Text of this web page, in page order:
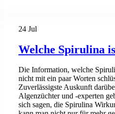
24 Jul
Welche Spirulina
Die Information, welche
nicht mit ein paar Worten
Zuverlässigste Auskunft
Algenzüchter und -experten
sich sagen, die Spirulina